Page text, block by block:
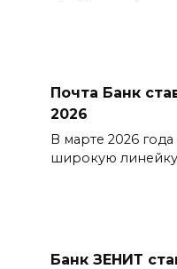
Почта Банк
2026
В марте 2026
широкую линейку
Банк ЗЕНИТ